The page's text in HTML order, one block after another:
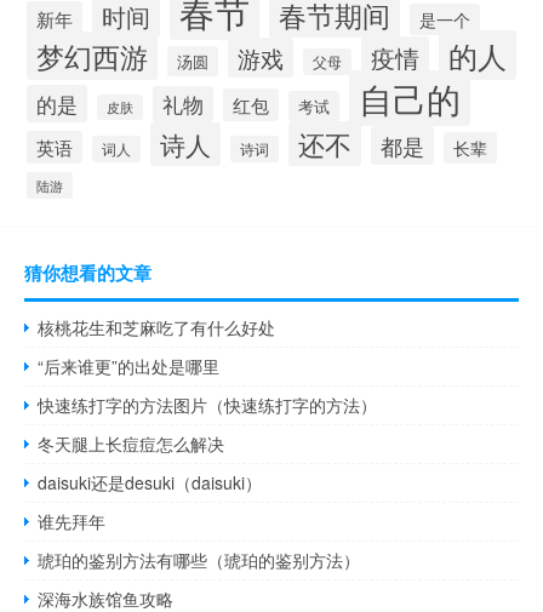
新年 时间 春节 春节期间 是一个
梦幻西游 汤圆 游戏 父母 疫情 的人
的是 皮肤 礼物 红包 考试 自己的
英语 词人 诗人 诗词 还不 都是 长辈
陆游
猜你想看的文章
核桃花生和芝麻吃了有什么好处
“后来谁更”的出处是哪里
快速练打字的方法图片（快速练打字的方法）
冬天腿上长痘痘怎么解决
daisuki还是desuki（daisuki）
谁先拜年
琥珀的鉴别方法有哪些（琥珀的鉴别方法）
深海水族馆鱼攻略